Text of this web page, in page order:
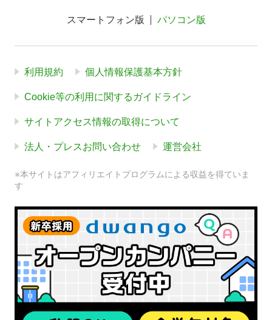
スマートフォン版 パソコン版
利用規約 個人情報保護基本方針
Cookie等の利用に関するガイドライン
サイトアクセス情報の取得について
法人・プレスお問い合わせ 運営会社
※本サイトはアフィリエイトプログラムによる収益を得ていま
す